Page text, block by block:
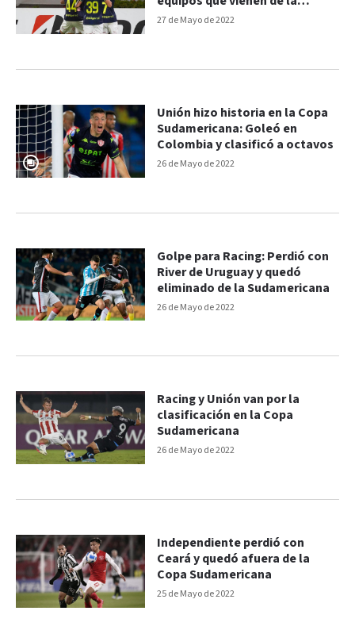
27 de Mayo de 2022
Libertadores
26 de Mayo de 2022
Unión hizo historia en la Copa
Sudamericana: Goleó en
Colombia y clasificó a octavos
26 de Mayo de 2022
Golpe para Racing: Perdió con
River de Uruguay y quedó
eliminado de la Sudamericana
26 de Mayo de 2022
Racing y Unión van por la
clasificación en la Copa
Sudamericana
25 de Mayo de 2022
Independiente perdió con
Ceará y quedó afuera de la
Copa Sudamericana